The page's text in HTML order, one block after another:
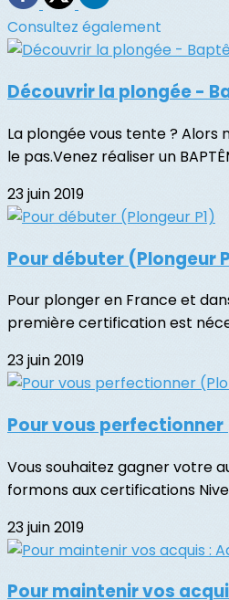
Consultez également
Découvrir la plongée -
La plongée vous tente ? Alors
le pas.Venez réaliser un
23 juin 2019
Pour débuter (Plongeur
Pour plonger en France et
première certification est
23 juin 2019
Pour vous perfectionner
Vous souhaitez gagner votre
formons aux certifications
23 juin 2019
Pour maintenir vos